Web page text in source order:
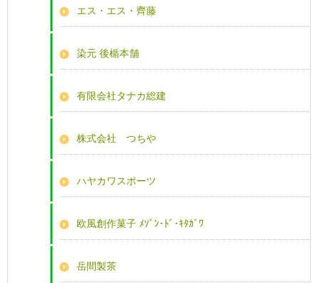
エス・エス・齊藤
染元 後楯本舗
有限会社タナカ総建
株式会社 つちや
ハヤカワスポーツ
欧風創作菓子 ﾒｿﾞﾝ･ﾄﾞ･ｷﾀｶﾞﾜ
岳間製茶